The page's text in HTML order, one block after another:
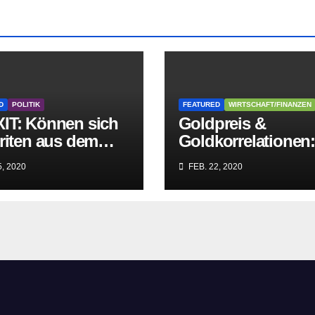
POLITIK
Können sich
aus dem
der
EU-Mafia
2020
FEATURED WIRTSCHAFT/FINANZEN
Goldpreis &
Goldkorrelationen:
Warum man die
Goldpreisanalyse
besser Profis
FEB. 22, 2020